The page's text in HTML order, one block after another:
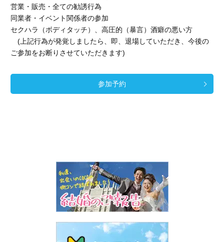
営業・販売・全ての勧誘行為
同業者・イベント関係者の参加
セクハラ（ボディタッチ）、高圧的（暴言）酒癖の悪い方
(上記行為が発覚しましたら、即、退場していただき、今後の
ご参加をお断りさせていただきます)
参加予約